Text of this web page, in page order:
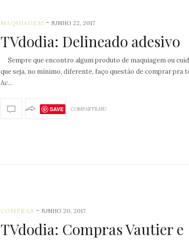
MAQUIAGEM -JUNHO 22, 2017
TVdodia: Delineado adesivo
Sempre que encontro algum produto de maquiagem ou
que seja, no mínimo, diferente, faço questão de comprar pra
Ac...
SAVE COMPARTILHE!
COMPRAS -JUNHO 20, 2017
TVdodia: Compras Vautier e